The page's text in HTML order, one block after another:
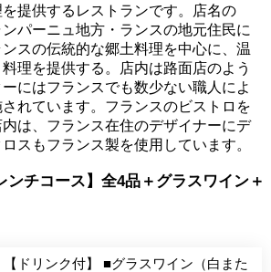
提供するレストランです。店名の
ンパーニュ地方・ランスの地元住民に
スの伝統的な郷土料理を中心に、温
理を提供する。店内は路面店のよう
にはフランスでも数少ない職人によ
れています。フランスのビストロを
は、フランス在住のデザイナーにデ
スもフランス製を使用しています。
ンチコース】全4品＋グラスワイン＋
【ドリンク付】 ■グラスワイン（白また